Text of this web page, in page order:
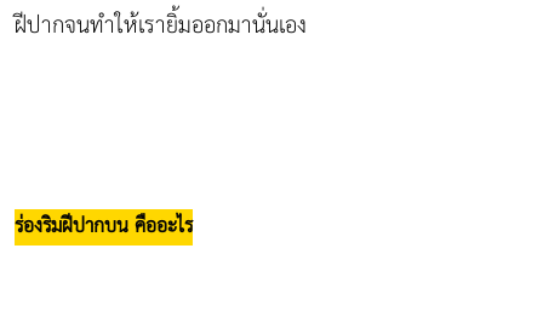
ฝีปากจนทำให้เรายิ้มออกมานั่นเอง
ร่องริมฝีปากบน คืออะไร